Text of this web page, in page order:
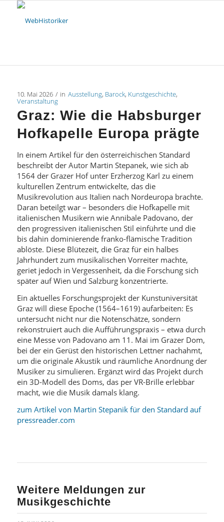
10. Mai 2026 / in Ausstellung, Barock, Kunstgeschichte,
Veranstaltung
Graz: Wie die Habsburger
Hofkapelle Europa prägte
In einem Artikel für den österreichischen Standard
beschreibt der Autor Mar­tin Ste­pa­nek, wie sich ab
1564 der Grazer Hof unter Erzherzog Karl zu einem
kulturellen Zentrum entwickelte, das die
Musikrevolution aus Italien nach Nordeuropa brachte.
Daran beteilgt war – besonders die Hofkapelle mit
italienischen Musikern wie Annibale Padovano, der
den progressiven italienischen Stil einführte und die
bis dahin dominierende franko-flämische Tradition
ablöste. Diese Blütezeit, die Graz für ein halbes
Jahrhundert zum musikalischen Vorreiter machte,
geriet jedoch in Vergessenheit, da die Forschung sich
später auf Wien und Salzburg konzentrierte.
Ein aktuelles Forschungsprojekt der Kunstuniversität
Graz will diese Epoche (1564–1619) aufarbeiten: Es
untersucht nicht nur die Notenschätze, sondern
rekonstruiert auch die Aufführungspraxis – etwa durch
eine Messe von Padovano am 11. Mai im Grazer Dom,
bei der ein Gerüst den historischen Lettner nachahmt,
um die originale Akustik und räumliche Anordnung der
Musiker zu simulieren. Ergänzt wird das Projekt durch
ein 3D-Modell des Doms, das per VR-Brille erlebbar
macht, wie die Musik damals klang.
zum Artikel von Martin Stepanik für den Standard auf
pressreader.com
Weitere Meldungen zur
Musikgeschichte